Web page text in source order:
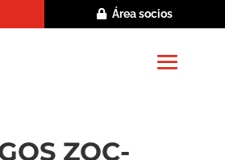
Área socios
ZOC-